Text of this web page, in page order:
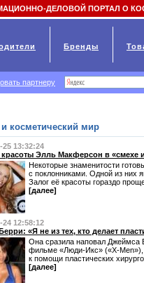
косметический мир
25 13:32:24
красоты Элль Макферсон в «смехе
Некоторые знаменитости
с поклонниками. Одной из них
Залог её красоты гораздо
[далее]
24 12:58:12
«Я не из тех, кто делает
Она сразила наповал Джеймса
фильме «Люди-Икс» («X-Men»),
к помощи пластических
[далее]
ДЕЛОВОЙ ПОРТАЛ О
Бренды
партнеру